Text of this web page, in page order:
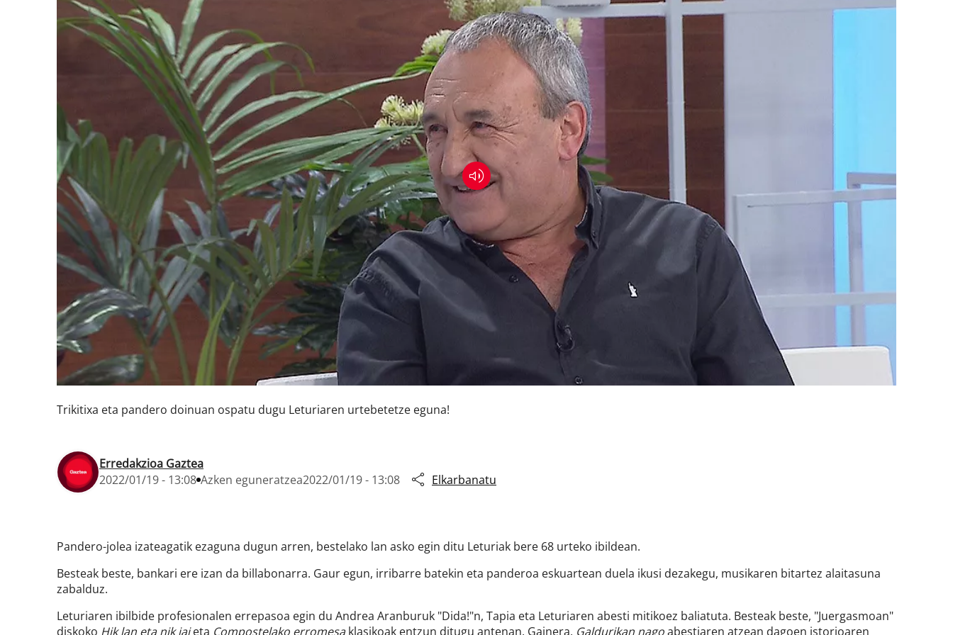
Trikitixa eta pandero doinuan ospatu dugu Leturiaren urtebetetze eguna!
Erredakzioa Gaztea
2022/01/19 - 13:08 Azken eguneratzea2022/01/19 - 13:08 Elkarbanatu
Pandero-jolea izateagatik ezaguna dugun arren, bestelako lan asko egin ditu Leturiak bere 68 urteko ibildean.
Besteak beste, bankari ere izan da billabonarra. Gaur egun, irribarre batekin eta panderoa eskuartean duela ikusi dezakegu, musikaren bitartez alaitasuna
zabalduz.
Leturiaren ibilbide profesionalen errepasoa egin du Andrea Aranburuk "Dida!"n, Tapia eta Leturiaren abesti mitikoez baliatuta. Besteak beste, "Juergasmoan"
diskoko Hik lan eta nik jaieta Compostelako erromesaklasikoak entzun ditugu antenan. Gainera, Galdurikan nagoabestiaren atzean dagoen istorioaren